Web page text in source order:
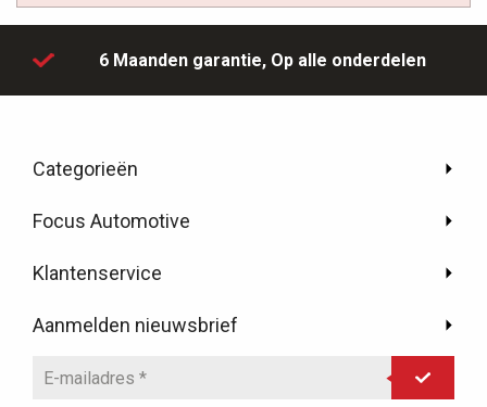
6 Maanden garantie, Op alle onderdelen
Categorieën
Focus Automotive
Klantenservice
Aanmelden nieuwsbrief